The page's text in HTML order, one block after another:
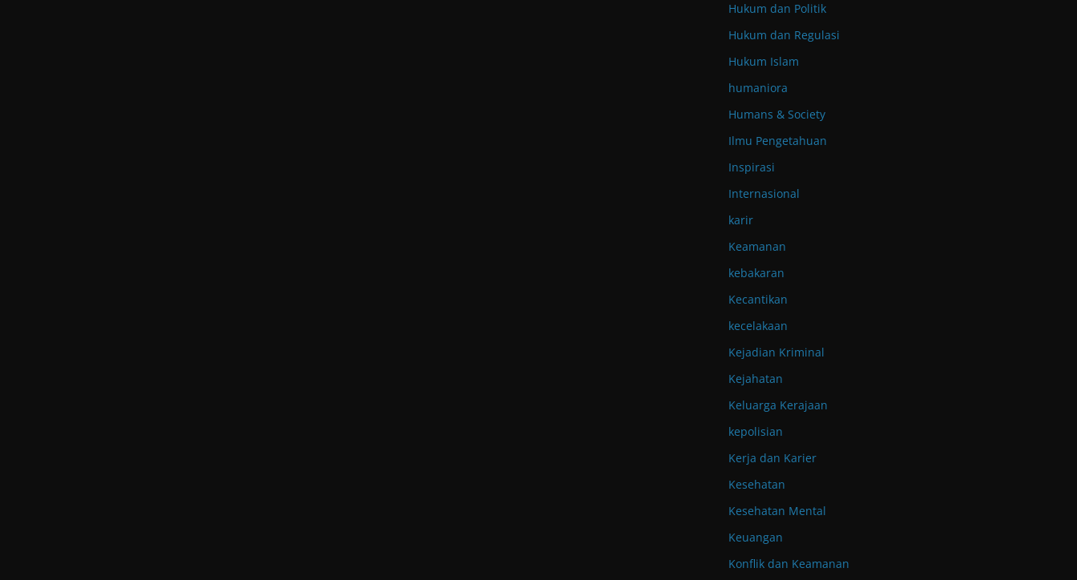
Hukum dan Politik
Hukum dan Regulasi
Hukum Islam
humaniora
Humans & Society
Ilmu Pengetahuan
Inspirasi
Internasional
karir
Keamanan
kebakaran
Kecantikan
kecelakaan
Kejadian Kriminal
Kejahatan
Keluarga Kerajaan
kepolisian
Kerja dan Karier
Kesehatan
Kesehatan Mental
Keuangan
Konflik dan Keamanan